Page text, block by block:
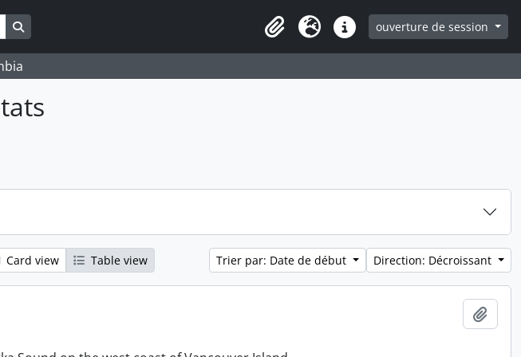
Search in browse page
ClipboardLangueLiens rapidesouverture de session
Card view Table view Trier par: Date de début Direction: Décroissant